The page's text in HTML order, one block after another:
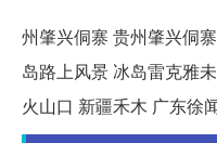
州肇兴侗寨 贵州肇兴侗
岛路上风景 冰岛雷克雅
火山口 新疆禾木 广东徐